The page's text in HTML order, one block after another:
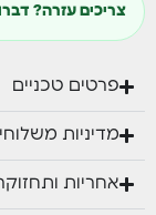
צריכים עזרה?
פרטים טכניים
מדיניות
אחריות